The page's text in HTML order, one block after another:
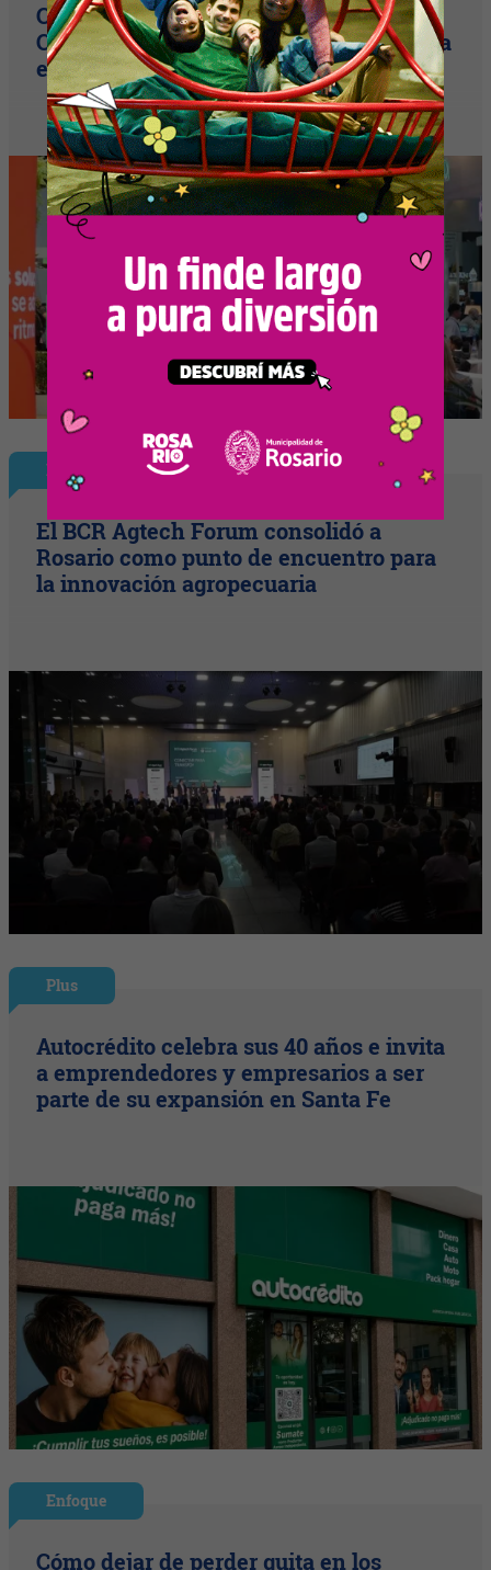
Con más de 12.500 visitantes, cerró el
Congreso Aapresid (récord de asistencia
en Metropolitano)
Nota Principal
El BCR Agtech Forum consolidó a
Rosario como punto de encuentro para
la innovación agropecuaria
Plus
Autocrédito celebra sus 40 años e invita
a emprendedores y empresarios a ser
parte de su expansión en Santa Fe
Enfoque
Cómo dejar de perder guita en los